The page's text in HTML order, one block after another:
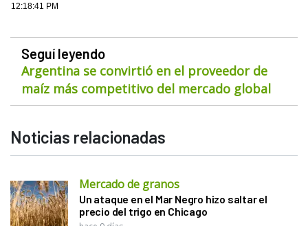
12:18:41 PM
Seguí leyendo
Argentina se convirtió en el proveedor de
maíz más competitivo del mercado global
Noticias relacionadas
Mercado de granos
Un ataque en el Mar Negro hizo saltar el
precio del trigo en Chicago